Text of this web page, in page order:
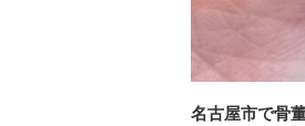
名古屋市で骨